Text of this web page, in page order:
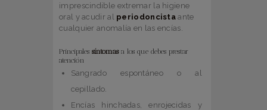
imprescindible extremar la higiene
oral y acudir al periodoncista ante
cualquier anomalía en las encías.
Principales síntomas a los que debes prestar
atención
Sangrado espontáneo o al
cepillado.
Encías hinchadas, enrojecidas y